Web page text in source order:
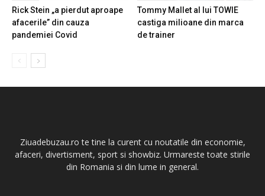
Rick Stein „a pierdut aproape
afacerile” din cauza
pandemiei Covid
Tommy Mallet al lui TOWIE
castiga milioane din marca
de trainer
Ziuadebuzau.ro te tine la curent cu noutatile din economie,
afaceri, divertisment, sport si showbiz. Urmareste toate stirile
din Romania si din lume in general.